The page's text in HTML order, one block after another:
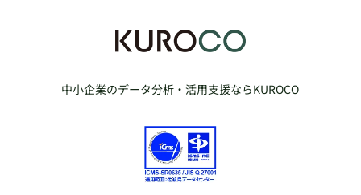
中小企業のデータ分析・活用支援ならKUROCO